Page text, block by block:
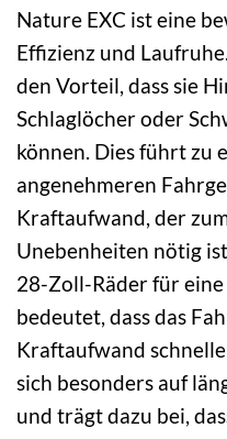
Nature EXC ist eine
Effizienz und
den Vorteil, dass sie
Schlaglöcher oder
können. Dies führt zu
angenehmeren
Kraftaufwand, der
Unebenheiten nötig
28-Zoll-Räder für
bedeutet, dass das
Kraftaufwand
sich besonders auf
und trägt dazu bei,